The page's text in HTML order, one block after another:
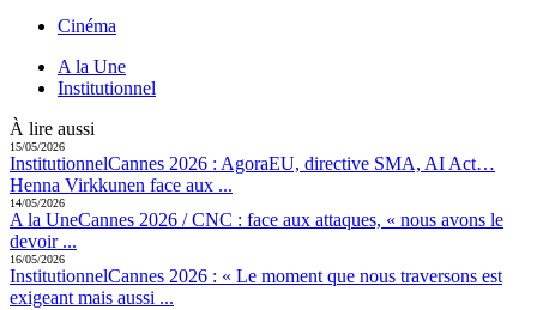
Cinéma
A la Une
Institutionnel
À lire aussi
15/05/2026
InstitutionnelCannes 2026 : AgoraEU, directive SMA, AI Act…
Henna Virkkunen face aux ...
14/05/2026
A la UneCannes 2026 / CNC : face aux attaques, « nous avons le
devoir ...
16/05/2026
InstitutionnelCannes 2026 : « Le moment que nous traversons est
exigeant mais aussi ...